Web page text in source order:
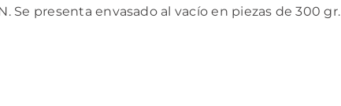
Se presenta envasado al vacío en piezas de 300 gr.